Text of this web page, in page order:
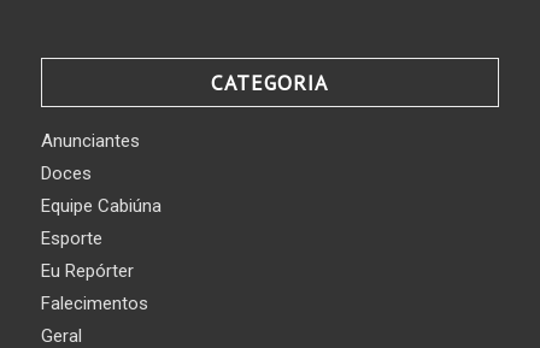
CATEGORIA
Anunciantes
Doces
Equipe Cabiúna
Esporte
Eu Repórter
Falecimentos
Geral